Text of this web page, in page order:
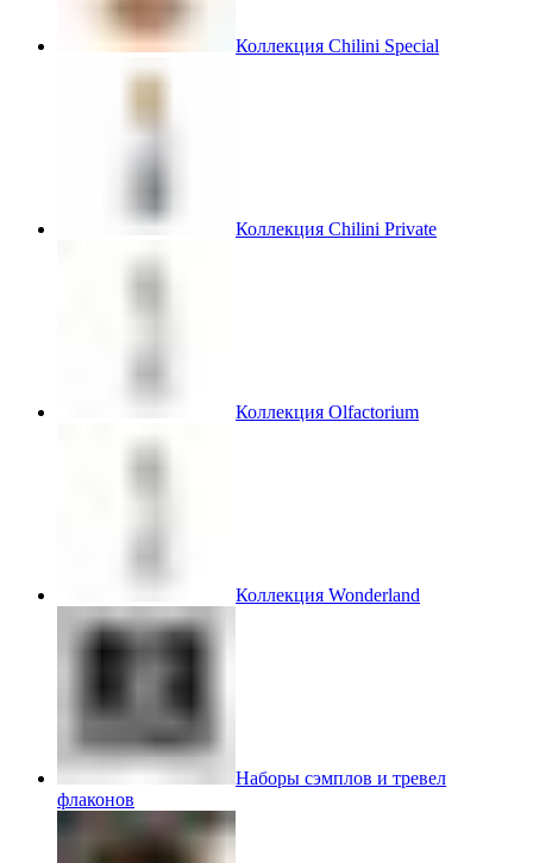
Коллекция Chilini Special
Коллекция Chilini Private
Коллекция Olfactorium
Коллекция Wonderland
Наборы сэмплов и тревел
флаконов